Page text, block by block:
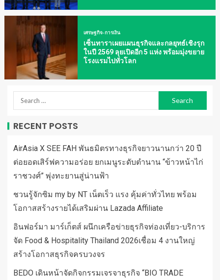
เศรษฐกิจ-การเงิน
เซ็นทาราเผยแผนธุรกิจและกลยุทธ์เชิงรุก
ในปี 2569 ลุยเปิดอีก 5 แห่ง พร้อมมุ่งขยาย
โรงแรมไปทั่วโลก
RECENT POSTS
AirAsia X SEE FAH พันธมิตรทางธุรกิจยาวนานกว่า 20 ปี
ต่อยอดเสิร์ฟความอร่อย ยกเมนูระดับตำนาน “ข้าวหน้าไก่
ราชวงศ์” พุ่งทะยานสู่น่านฟ้า
ชวนรู้จักซิม my by NT เน็ตเร็ว แรง คุ้มค่าทั่วไทย พร้อม
โอกาสสร้างรายได้เสริมผ่าน Lazada Affiliate
อินฟอร์มา มาร์เก็ตส์ ผนึกเครือข่ายธุรกิจท่องเที่ยว-บริการ
จัด Food & Hospitality Thailand 2026เชื่อม 4 งานใหญ่
สร้างโอกาสธุรกิจครบวงจร
BEDO เดินหน้าจัดกิจกรรมเจรจาธุรกิจ “BIO TRADE